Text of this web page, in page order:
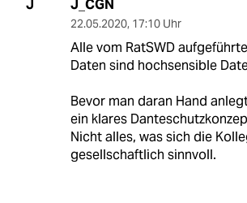
J J_CGN
22.05.2020, 17:10 Uhr
Alle vom RatSWD
Daten sind hochsensible
Bevor man daran Hand
ein klares
Nicht alles, was sich die
gesellschaftlich sinnvoll.